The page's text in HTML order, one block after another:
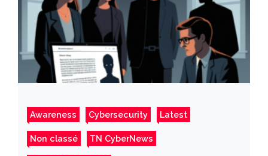
Awareness Cybersecurity Latest
Non classé TN CyberNews